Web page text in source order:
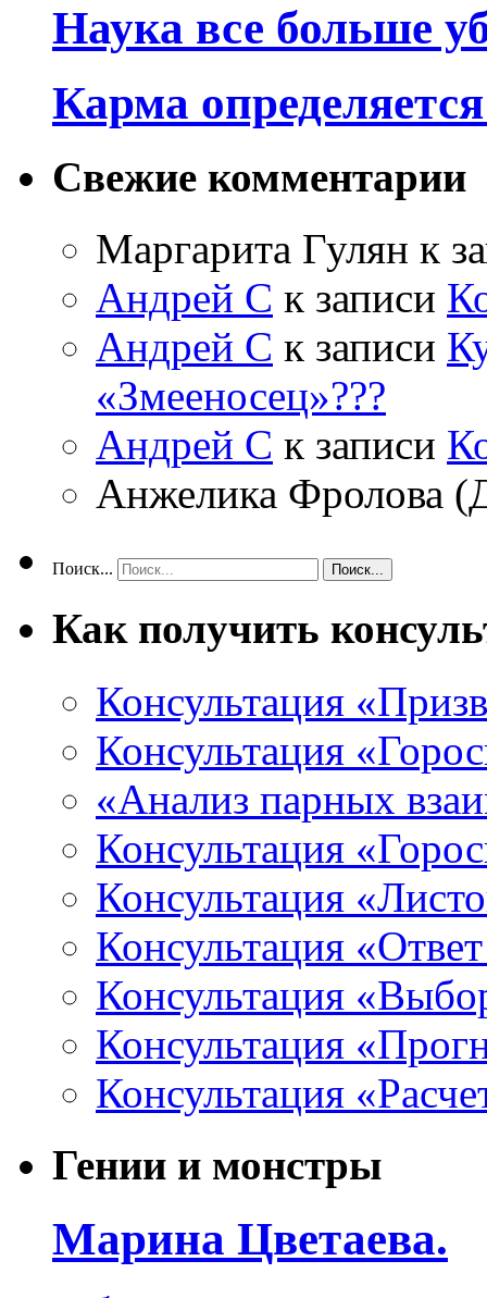
Наука все больше
Карма
Свежие комментарии
Маргарита Гулян к
Андрей С к записи
Андрей С к записи
«Змееносец»???
Андрей С к записи
Анжелика Фролова
Поиск...
Как получить
Консультация
Консультация
«Анализ парных
Консультация
Консультация
Консультация
Консультация
Консультация
Консультация
Гении и монстры
Марина Цветаева.